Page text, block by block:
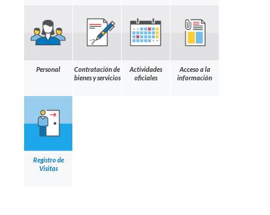
Personal
Contratación de
bienes y servicios
Actividades
oficiales
Acceso a la
información
Registro de
Visitas